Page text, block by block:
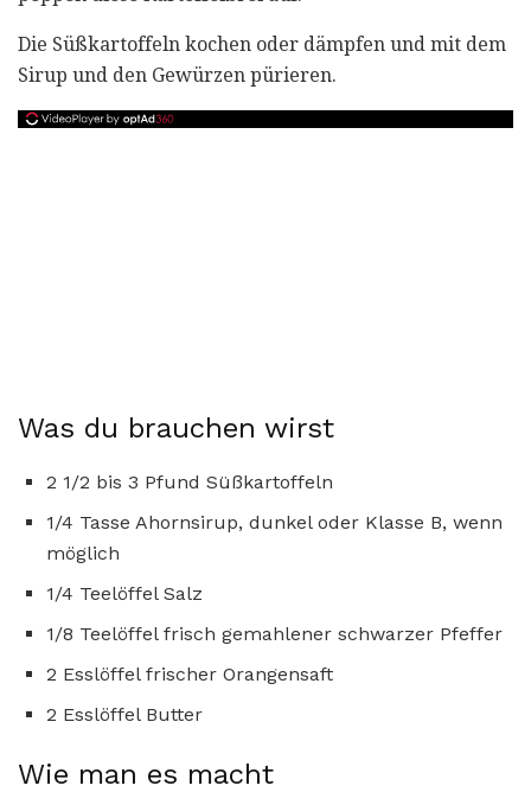
Die Süßkartoffeln kochen oder dämpfen und mit dem
Sirup und den Gewürzen pürieren.
Was du brauchen wirst
2 1/2 bis 3 Pfund Süßkartoffeln
1/4 Tasse Ahornsirup, dunkel oder Klasse B, wenn
möglich
1/4 Teelöffel Salz
1/8 Teelöffel frisch gemahlener schwarzer Pfeffer
2 Esslöffel frischer Orangensaft
2 Esslöffel Butter
Wie man es macht